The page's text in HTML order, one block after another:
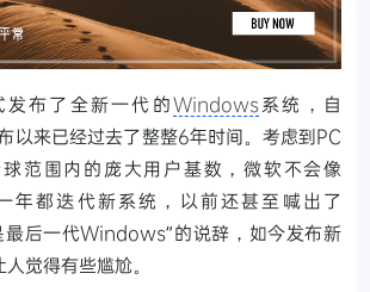
发布了全新一代的Windows系统，自
来已经过去了整整6年时间。考虑到PC
范围内的庞大用户基数，微软不会像
年都迭代新系统，以前还甚至喊出了
后一代Windows”的说辞，如今发布新
觉得有些尴尬。